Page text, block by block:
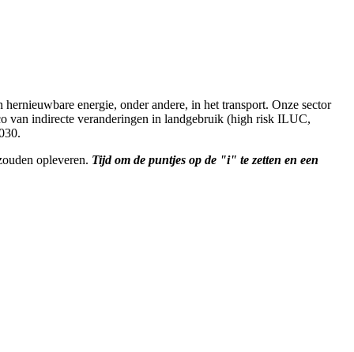
energie, onder andere, in het transport. Onze sector
van indirecte veranderingen in landgebruik (high risk ILUC,
opleveren. Tijd om de puntjes op de "i" te zetten en een